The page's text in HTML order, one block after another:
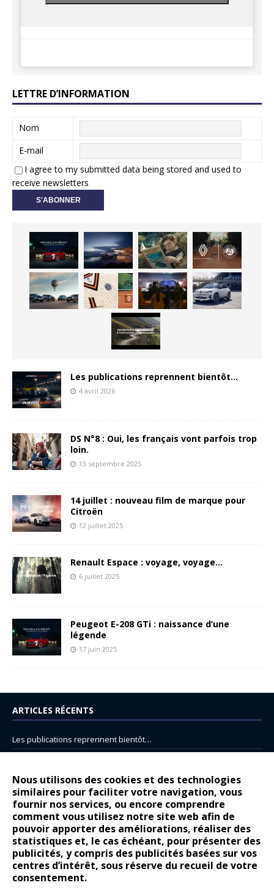
Nous utilisons des cookies et des technologies
similaires pour faciliter votre navigation, vous
fournir nos services, ou encore comprendre
comment vous utilisez notre site web afin de
pouvoir apporter des améliorations, réaliser des
statistiques et, le cas échéant, pour présenter des
publicités, y compris des publicités basées sur vos
centres d’intérêt, sous réserve du recueil de votre
consentement.
LETTRE D’INFORMATION
Nom
E-mail
I agree to my submitted data being stored and used to
receive newsletters
Les publications reprennent bientôt…
4 avril 2026
DS N°8 : Oui, les français vont parfois trop
loin.
13 septembre 2025
14 juillet : nouveau film de marque pour
Citroën
12 juillet 2025
Renault Espace : voyage, voyage…
6 juillet 2025
Peugeot E-208 GTi : naissance d’une
légende
17 juin 2025
ARTICLES RÉCENTS
Les publications reprennent bientôt…
14 juillet : nouveau film de marque pour Citroën
Renault Espace : voyage, voyage…
Peugeot E-208 GTi : naissance d’une légende
COMMENTAIRES RÉCENTS
Bernard DardartdansDacia Sandero : pour les gens vrais